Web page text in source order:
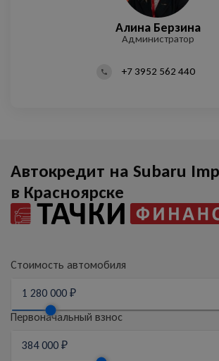
Михаил Лазебный
Менеджер отдела продаж
Максим Николаев
Менеджер отдела продаж
Алина Берзина
Администратор
Андрей Сапачев
Менеджер отдела продаж
+7 3952 562 440
Автокредит на Subaru
в Красноярске
Стоимость автомобиля
Первоначальный взнос